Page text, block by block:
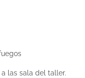
las sala del taller.